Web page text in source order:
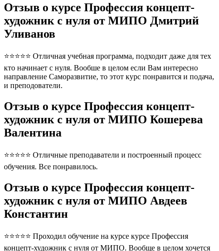
Отзыв о курсе Профессия концепт-
художник с нуля от МИПО Дмитрий
Уливанов
⭐⭐⭐⭐⭐ Отличная учебная программа, подходит даже для тех
кто начинает с нуля. Вообше в целом если Вам интересно
направление Саморазвитие, то этот курс понравится и подача,
и преподователи.
Отзыв о курсе Профессия концепт-
художник с нуля от МИПО Кошерева
Валентина
⭐⭐⭐⭐⭐ Отличные преподаватели и построенный процесс
обучения. Все понравилось.
Отзыв о курсе Профессия концепт-
художник с нуля от МИПО Авдеев
Константин
⭐⭐⭐⭐⭐ Проходил обучение на курсе курсе Профессия
концепт-художник с нуля от МИПО. Вообще в целом хочется